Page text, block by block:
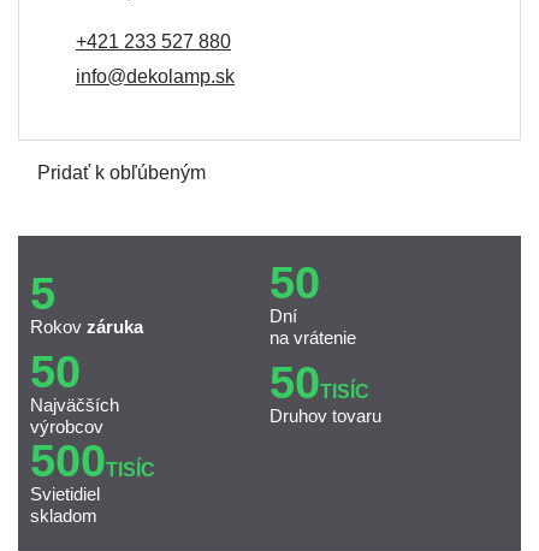
+421 233 527 880
info@dekolamp.sk
Pridať k obľúbeným
5
Rokov záruka
50
Dní
na vrátenie
50
Najväčších
výrobcov
50TISÍC
Druhov tovaru
500TISÍC
Svietidiel
skladom